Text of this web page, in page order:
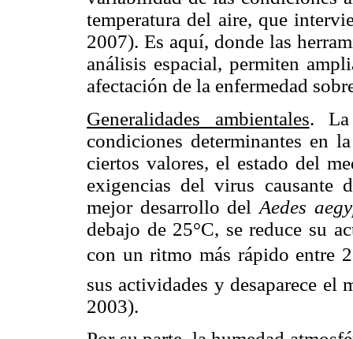
temperatura del aire, que
2007). Es aquí, donde las
análisis espacial, permiten
afectación de la enfermedad
Generalidades ambientales. La
condiciones determinantes en
ciertos valores, el estado del
exigencias del virus causante
mejor desarrollo delAedes
debajo de 25°C, se reduce su
con un ritmo más rápido entre
sus actividades y desaparece
2003).